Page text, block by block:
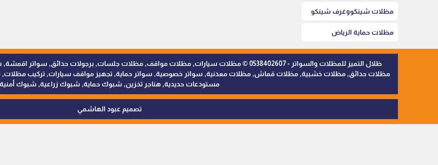
مظلات شينكووغرف شينكو
مظلات حماية الرياض
ظلال التميز للمظلات والسواتر - 0538402607 © مظلات سيارات, مظلات مواقف, مظلات جلسات, برجولات
مظلات حدائق, مظلات خشبية, مظلات قماش, مظلات معدنية, سواتر خصوصية, سواتر حماية, تجهيز مواقف سيارات, تركيب مظلات,
مستودعات حديدية, هناجر تخزين, شبوك حماية, شبوك زراعية, شبوك أمنية
تصميم عبود الهاشمي